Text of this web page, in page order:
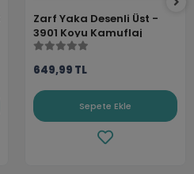
Zarf Yaka Desenli Üst -
3901 Koyu Kamuflaj
649,99 TL
Sepete Ekle